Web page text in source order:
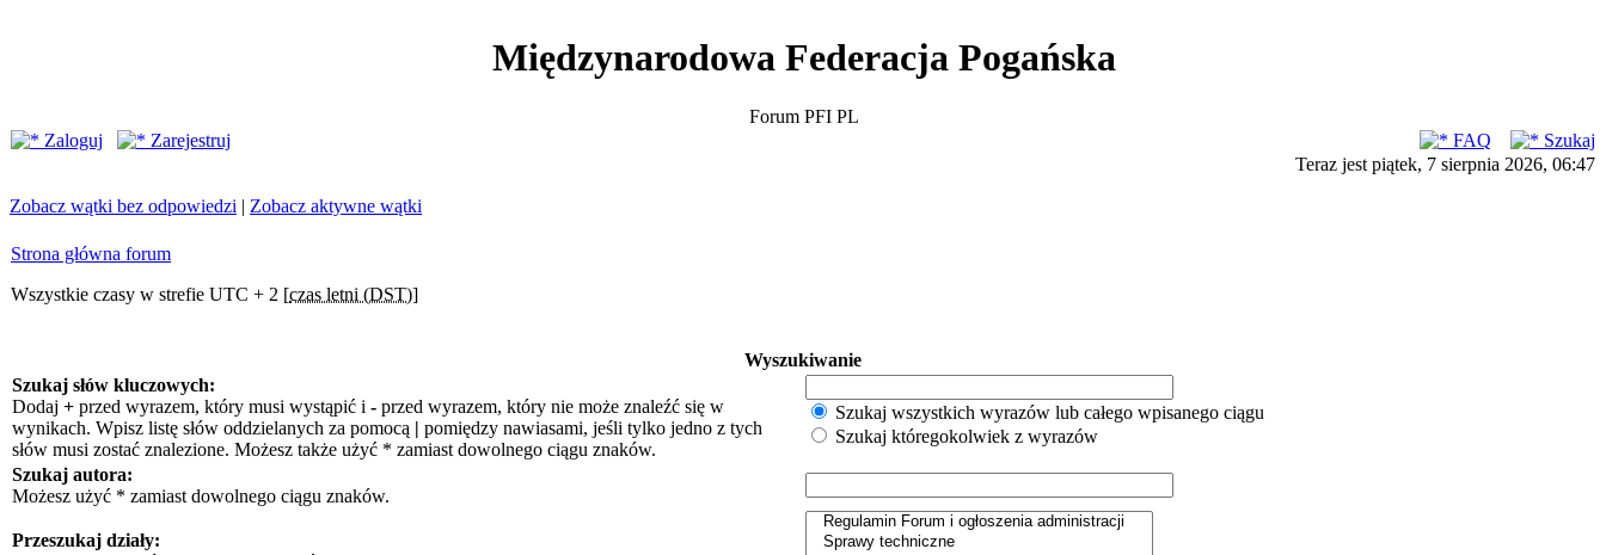
Międzynarodowa Federacja Pogańska
Forum PFI PL
Zaloguj
Zarejestruj FAQ
Szukaj
Teraz jest piątek, 7 sierpnia 2026, 06:47
Zobacz wątki bez odpowiedzi | Zobacz aktywne wątki
Strona główna forum
Wszystkie czasy w strefie UTC + 2 [czas letni (DST)]
Wyszukiwanie
Szukaj słów kluczowych:
Dodaj + przed wyrazem, który musi wystąpić i - przed wyrazem, który nie może znaleźć się w
wynikach. Wpisz listę słów oddzielanych za pomocą | pomiędzy nawiasami, jeśli tylko jedno z tych
słów musi zostać znalezione. Możesz także użyć * zamiast dowolnego ciągu znaków.
Szukaj wszystkich wyrazów lub całego wpisanego ciągu
Szukaj któregokolwiek z wyrazów
Szukaj autora:
Możesz użyć * zamiast dowolnego ciągu znaków.
Przeszukaj działy: